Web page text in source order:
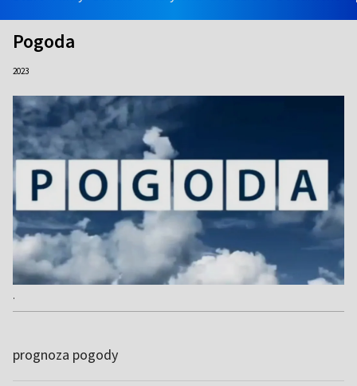
Pogoda
2023
.
prognoza pogody